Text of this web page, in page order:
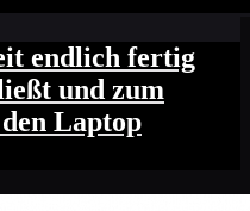
endlich fertig
und zum
Laptop